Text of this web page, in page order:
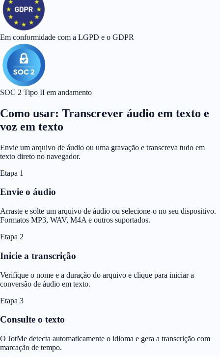
Em conformidade com a LGPD e o GDPR
SOC 2 Tipo II em andamento
Como usar: Transcrever áudio em texto e
voz em texto
Envie um arquivo de áudio ou uma gravação e transcreva tudo em
texto direto no navegador.
Etapa 1
Envie o áudio
Arraste e solte um arquivo de áudio ou selecione-o no seu dispositivo.
Formatos MP3, WAV, M4A e outros suportados.
Etapa 2
Inicie a transcrição
Verifique o nome e a duração do arquivo e clique para iniciar a
conversão de áudio em texto.
Etapa 3
Consulte o texto
O JotMe detecta automaticamente o idioma e gera a transcrição com
marcação de tempo.